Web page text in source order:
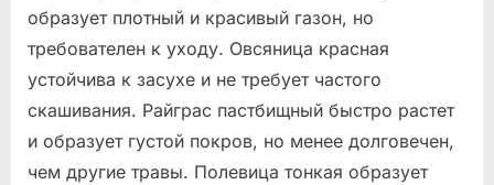
образует плотный и красивый газон, но
требователен к уходу. Овсяница красная
устойчива к засухе и не требует частого
скашивания. Райграс пастбищный быстро растет
и образует густой покров, но менее долговечен,
чем другие травы. Полевица тонкая образует